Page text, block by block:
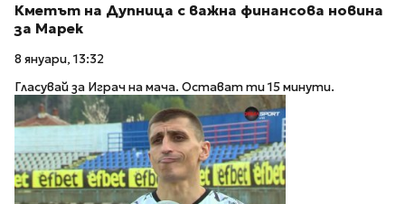
Кметът на Дупница с важна финансова новина
за Марек
8 януари, 13:32
Гласувай за Играч на мача. Остават ти 15 минути.